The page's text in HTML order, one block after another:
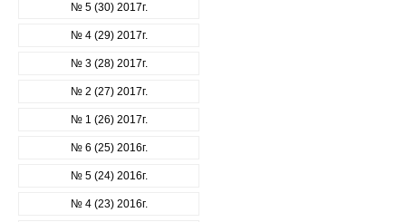
№ 5 (30) 2017г.
№ 4 (29) 2017г.
№ 3 (28) 2017г.
№ 2 (27) 2017г.
№ 1 (26) 2017г.
№ 6 (25) 2016г.
№ 5 (24) 2016г.
№ 4 (23) 2016г.